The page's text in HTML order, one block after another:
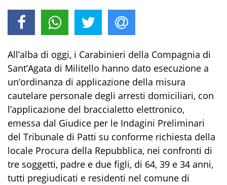
All’alba di oggi, i Carabinieri della Compagnia di
Sant’Agata di Militello hanno dato esecuzione a
un’ordinanza di applicazione della misura
cautelare personale degli arresti domiciliari, con
l’applicazione del braccialetto elettronico,
emessa dal Giudice per le Indagini Preliminari
del Tribunale di Patti su conforme richiesta della
locale Procura della Repubblica, nei confronti di
tre soggetti, padre e due figli, di 64, 39 e 34 anni,
tutti pregiudicati e residenti nel comune di